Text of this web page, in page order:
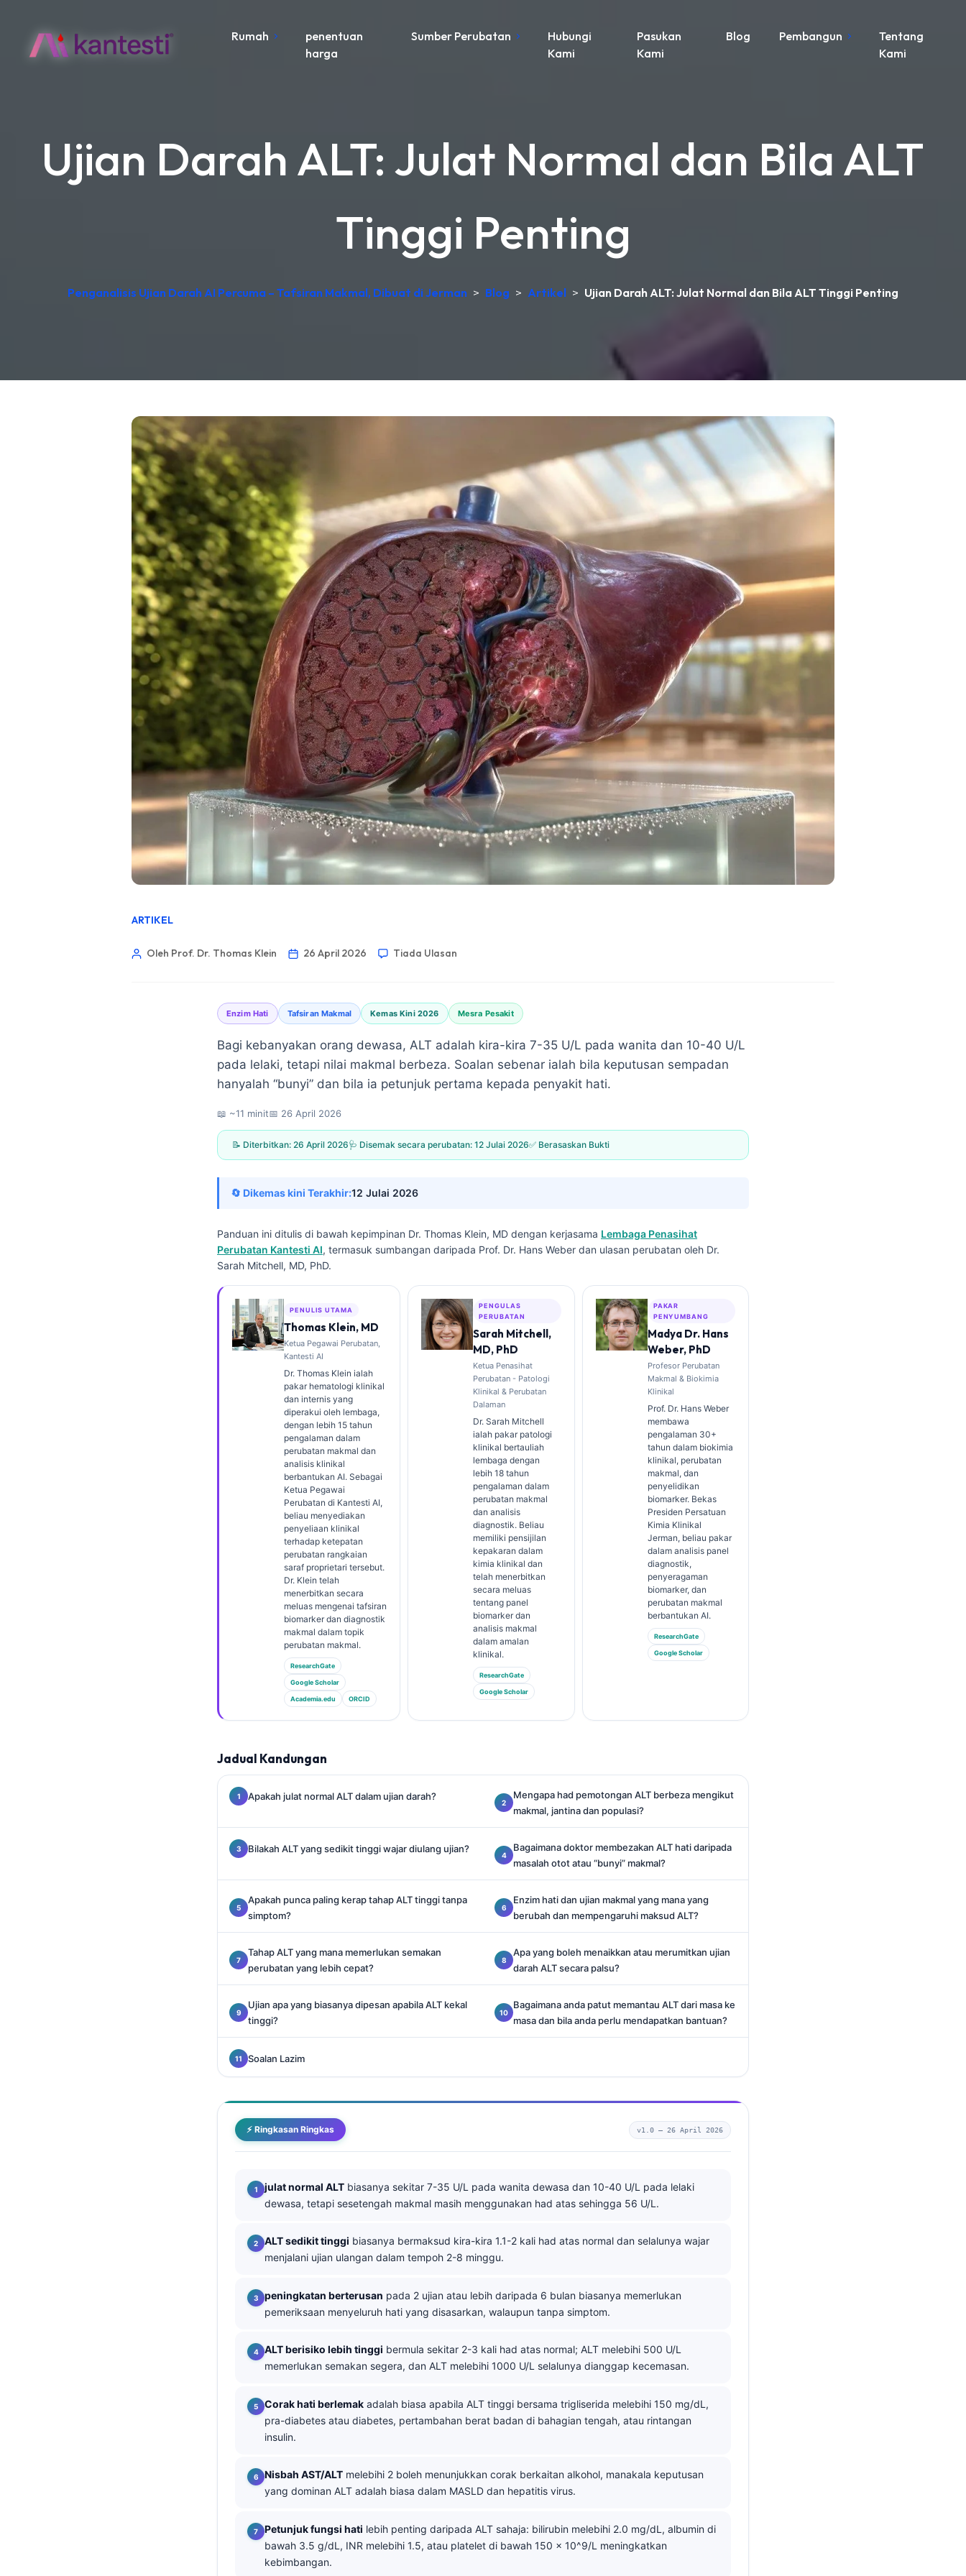
Rumah
penentuan
harga
Sumber Perubatan
Hubungi
Kami
Pasukan
Kami
Blog Pembangun
Tentang
Kami
Ujian Darah ALT: Julat Normal dan Bila ALT
Tinggi Penting
Penganalisis Ujian Darah AI Percuma – Tafsiran Makmal, Dibuat di Jerman > Blog > Artikel > Ujian Darah ALT: Julat Normal dan Bila ALT Tinggi Penting
ARTIKEL
Oleh Prof. Dr. Thomas Klein 26 April 2026 Tiada Ulasan
Enzim Hati Tafsiran Makmal Kemas Kini 2026 Mesra Pesakit
Bagi kebanyakan orang dewasa, ALT adalah kira-kira 7-35 U/L pada wanita dan 10-40 U/L
pada lelaki, tetapi nilai makmal berbeza. Soalan sebenar ialah bila keputusan sempadan
hanyalah “bunyi” dan bila ia petunjuk pertama kepada penyakit hati.
📖 ~11 minit📅 26 April 2026
📝 Diterbitkan: 26 April 2026🩺 Disemak secara perubatan: 12 Julai 2026✅ Berasaskan Bukti
🔄 Dikemas kini Terakhir:12 Julai 2026
Panduan ini ditulis di bawah kepimpinan Dr. Thomas Klein, MD dengan kerjasama Lembaga Penasihat
Perubatan Kantesti AI, termasuk sumbangan daripada Prof. Dr. Hans Weber dan ulasan perubatan oleh Dr.
Sarah Mitchell, MD, PhD.
PENULIS UTAMA
Thomas Klein, MD
Ketua Pegawai Perubatan,
Kantesti AI
Dr. Thomas Klein ialah
pakar hematologi klinikal
dan internis yang
diperakui oleh lembaga,
dengan lebih 15 tahun
pengalaman dalam
perubatan makmal dan
analisis klinikal
berbantukan AI. Sebagai
Ketua Pegawai
Perubatan di Kantesti AI,
beliau menyediakan
penyeliaan klinikal
terhadap ketepatan
perubatan rangkaian
saraf proprietari tersebut.
Dr. Klein telah
menerbitkan secara
meluas mengenai tafsiran
biomarker dan diagnostik
makmal dalam topik
perubatan makmal.
ResearchGate
Google Scholar
Academia.edu ORCID
PENGULAS
PERUBATAN
Sarah Mitchell,
MD, PhD
Ketua Penasihat
Perubatan - Patologi
Klinikal & Perubatan
Dalaman
Dr. Sarah Mitchell
ialah pakar patologi
klinikal bertauliah
lembaga dengan
lebih 18 tahun
pengalaman dalam
perubatan makmal
dan analisis
diagnostik. Beliau
memiliki pensijilan
kepakaran dalam
kimia klinikal dan
telah menerbitkan
secara meluas
tentang panel
biomarker dan
analisis makmal
dalam amalan
klinikal.
ResearchGate
Google Scholar
PAKAR
PENYUMBANG
Madya Dr. Hans
Weber, PhD
Profesor Perubatan
Makmal & Biokimia
Klinikal
Prof. Dr. Hans Weber
membawa
pengalaman 30+
tahun dalam biokimia
klinikal, perubatan
makmal, dan
penyelidikan
biomarker. Bekas
Presiden Persatuan
Kimia Klinikal
Jerman, beliau pakar
dalam analisis panel
diagnostik,
penyeragaman
biomarker, dan
perubatan makmal
berbantukan AI.
ResearchGate
Google Scholar
Jadual Kandungan
Apakah julat normal ALT dalam ujian darah?
Mengapa had pemotongan ALT berbeza mengikut
makmal, jantina dan populasi?
Bilakah ALT yang sedikit tinggi wajar diulang ujian?
Bagaimana doktor membezakan ALT hati daripada
masalah otot atau “bunyi” makmal?
Apakah punca paling kerap tahap ALT tinggi tanpa
simptom?
Enzim hati dan ujian makmal yang mana yang
berubah dan mempengaruhi maksud ALT?
Tahap ALT yang mana memerlukan semakan
perubatan yang lebih cepat?
Apa yang boleh menaikkan atau merumitkan ujian
darah ALT secara palsu?
Ujian apa yang biasanya dipesan apabila ALT kekal
tinggi?
Bagaimana anda patut memantau ALT dari masa ke
masa dan bila anda perlu mendapatkan bantuan?
Soalan Lazim
⚡ Ringkasan Ringkas v1.0 — 26 April 2026
julat normal ALT biasanya sekitar 7-35 U/L pada wanita dewasa dan 10-40 U/L pada lelaki
dewasa, tetapi sesetengah makmal masih menggunakan had atas sehingga 56 U/L.
ALT sedikit tinggi biasanya bermaksud kira-kira 1.1-2 kali had atas normal dan selalunya wajar
menjalani ujian ulangan dalam tempoh 2-8 minggu.
peningkatan berterusan pada 2 ujian atau lebih daripada 6 bulan biasanya memerlukan
pemeriksaan menyeluruh hati yang disasarkan, walaupun tanpa simptom.
ALT berisiko lebih tinggi bermula sekitar 2-3 kali had atas normal; ALT melebihi 500 U/L
memerlukan semakan segera, dan ALT melebihi 1000 U/L selalunya dianggap kecemasan.
Corak hati berlemak adalah biasa apabila ALT tinggi bersama trigliserida melebihi 150 mg/dL,
pra-diabetes atau diabetes, pertambahan berat badan di bahagian tengah, atau rintangan
insulin.
Nisbah AST/ALT melebihi 2 boleh menunjukkan corak berkaitan alkohol, manakala keputusan
yang dominan ALT adalah biasa dalam MASLD dan hepatitis virus.
Petunjuk fungsi hati lebih penting daripada ALT sahaja: bilirubin melebihi 2.0 mg/dL, albumin di
bawah 3.5 g/dL, INR melebihi 1.5, atau platelet di bawah 150 × 10^9/L meningkatkan
kebimbangan.